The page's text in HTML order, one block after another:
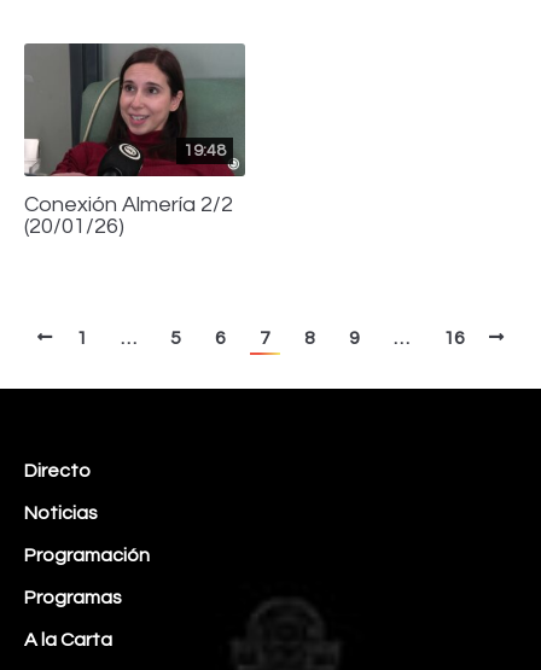
19:48
Conexión Almería 2/2
(20/01/26)
1 … 5 6 7 8 9 … 16
Directo
Noticias
Programación
Programas
A la Carta